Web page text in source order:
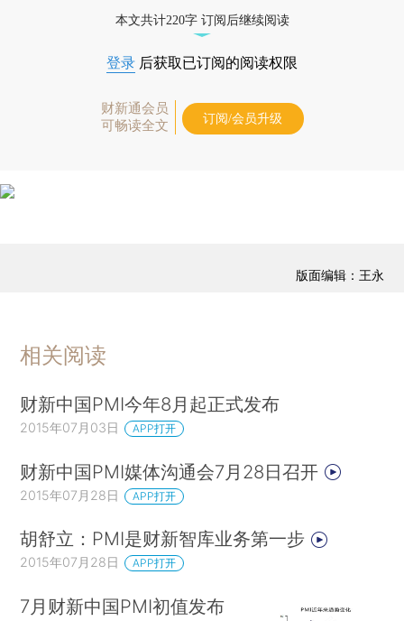
本文共计220字 订阅后继续阅读
登录 后获取已订阅的阅读权限
财新通会员
可畅读全文
订阅/会员升级
版面编辑：王永
相关阅读
财新中国PMI今年8月起正式发布
2015年07月03日 APP打开
财新中国PMI媒体沟通会7月28日召开
2015年07月28日 APP打开
胡舒立：PMI是财新智库业务第一步
2015年07月28日 APP打开
7月财新中国PMI初值发布